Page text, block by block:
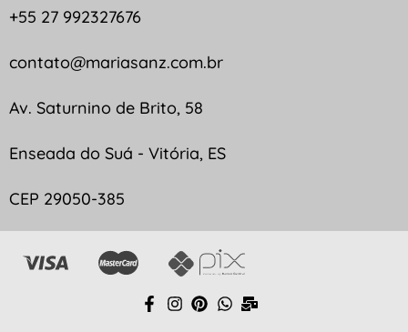
+55 27 992327676
contato@mariasanz.com.br
Av. Saturnino de Brito, 58
Enseada do Suá - Vitória, ES
CEP 29050-385